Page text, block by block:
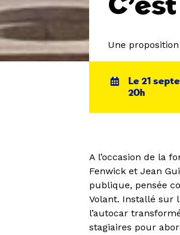
Une
Le 21
20h
A l’occasion de la
Fenwick et Jean
publique, pensée
Volant. Installé sur
l’autocar
stagiaires pour